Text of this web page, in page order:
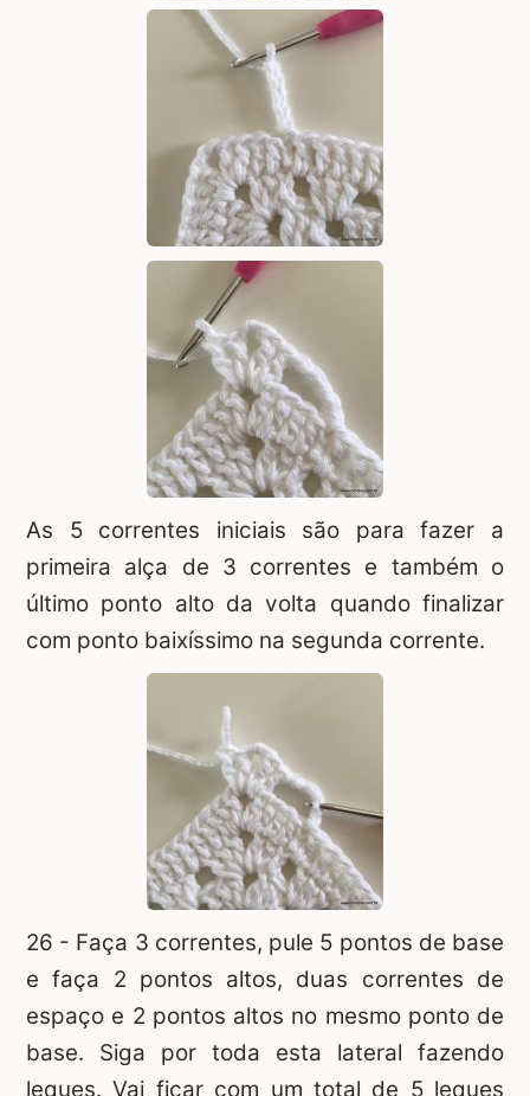
As 5 correntes iniciais são para fazer a
primeira alça de 3 correntes e também o
último ponto alto da volta quando finalizar
com ponto baixíssimo na segunda corrente.
26 - Faça 3 correntes, pule 5 pontos de base
e faça 2 pontos altos, duas correntes de
espaço e 2 pontos altos no mesmo ponto de
base. Siga por toda esta lateral fazendo
leques. Vai ficar com um total de 5 leques